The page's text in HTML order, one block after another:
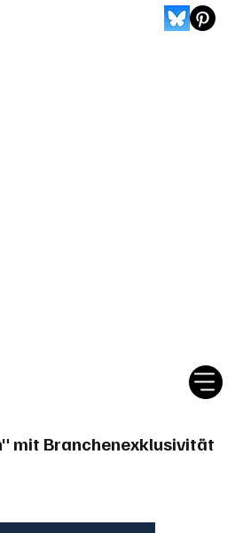
mit Branchenexklusivität